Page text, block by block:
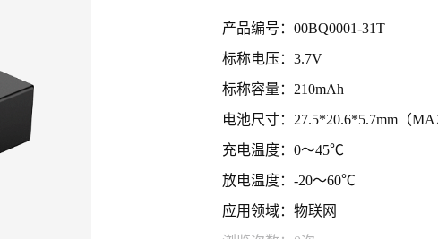
产品编号：00BQ0001-31T
标称电压：3.7V
标称容量：210mAh
电池尺寸：27.5*20.6*5.7mm（
充电温度：0～45℃
放电温度：-20～60℃
应用领域：物联网